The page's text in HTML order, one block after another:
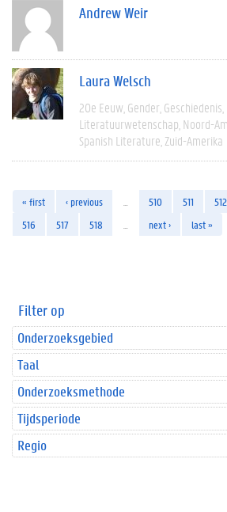
Andrew Weir
Laura Welsch
20e Eeuw Gender Geschiedenis
Literatuurwetenschap Noord-
Spanish Literature Zuid-Amerika
« first ‹ previous 510 511 512
516
517 518 next › last »
Filter op
Onderzoeksgebied
Taal
Onderzoeksmethode
Tijdsperiode
Regio